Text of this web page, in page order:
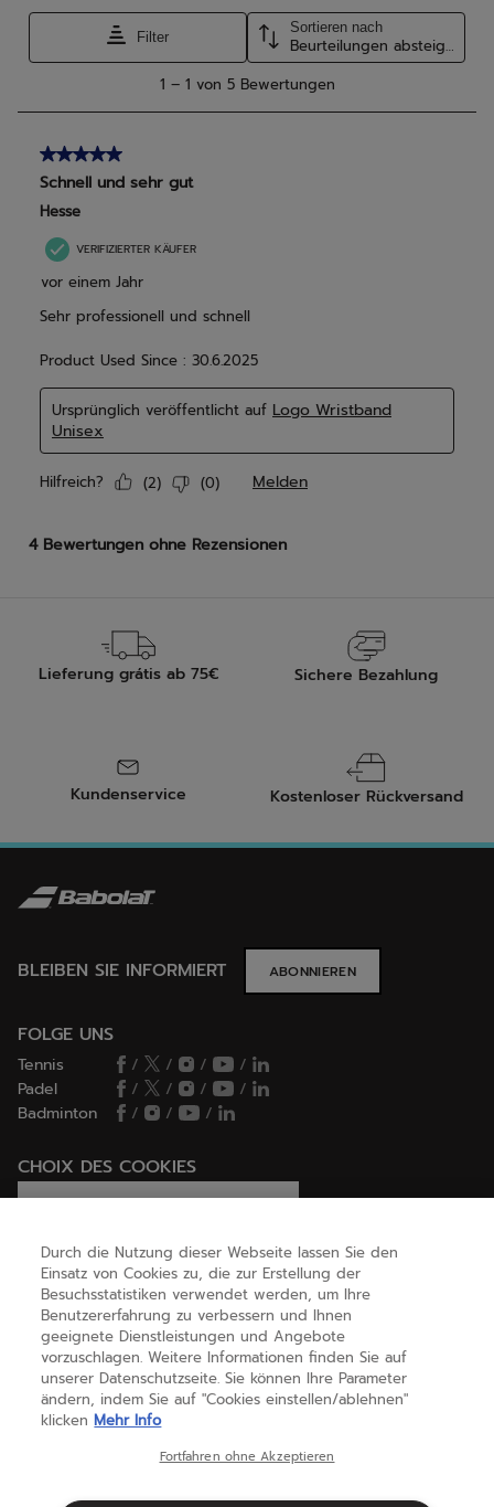
Lieferung grátis ab 75€ Sichere Bezahlung
Kundenservice Kostenloser Rückversand
BLEIBEN SIE INFORMIERT ABONNIEREN
FOLGE UNS
Tennis / / /
/
Padel
/ / /
/
Badminton
/ / /
CHOIX DES COOKIES
HILFE
ÜBER UNS
(deutsch)
Durch die Nutzung dieser Webseite lassen Sie den
Einsatz von Cookies zu, die zur Erstellung der
Besuchsstatistiken verwendet werden, um Ihre
Benutzererfahrung zu verbessern und Ihnen
geeignete Dienstleistungen und Angebote
vorzuschlagen. Weitere Informationen finden Sie auf
unserer Datenschutzseite. Sie können Ihre Parameter
ändern, indem Sie auf "Cookies einstellen/ablehnen"
klicken Mehr Info
Fortfahren ohne Akzeptieren